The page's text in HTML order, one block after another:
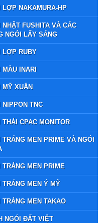
LỢP NAKAMURA-HP
NHẬT FUSHITA VÀ CÁC
NGÓI LẤY SÁNG
LỢP RUBY
MÀU INARI
MỸ XUÂN
NIPPON TNC
THÁI CPAC MONITOR
TRÁNG MEN PRIME VÀ NGÓI
TRÁNG MEN PRIME
TRÁNG MEN Ý MỸ
TRÁNG MEN TAKAO
NGÓI ĐẤT VIỆT